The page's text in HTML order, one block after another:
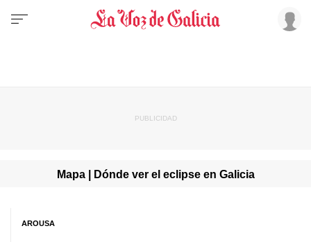
Mapa | Dónde ver el eclipse en Galicia
AROUSA